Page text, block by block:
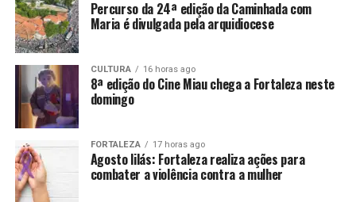
Percurso da 24ª edição da Caminhada com
Maria é divulgada pela arquidiocese
CULTURA 16 horas ago
8ª edição do Cine Miau chega a Fortaleza neste
domingo
FORTALEZA 17 horas ago
Agosto lilás: Fortaleza realiza ações para
combater a violência contra a mulher